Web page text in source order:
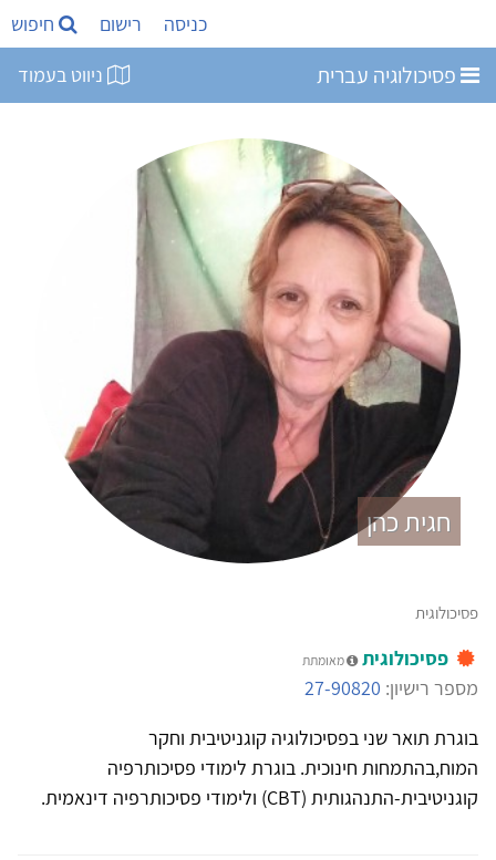
כניסה רישום חיפוש
פסיכולוגיה עברית ניווט בעמוד
חגית כהן
פסיכולוגית
פסיכולוגית מאומתת
מספר רישיון: 27-90820
בוגרת תואר שני בפסיכולוגיה קוגניטיבית וחקר
המוח,בהתמחות חינוכית. בוגרת לימודי פסיכותרפיה
קוגניטיבית-התנהגותית (CBT) ולימודי פסיכותרפיה דינאמית.